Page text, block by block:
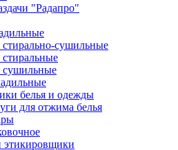
"Радапро"
сушильные
белья и одежды
для отжима белья
этикировщики